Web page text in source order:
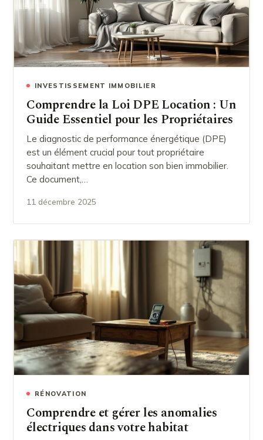
INVESTISSEMENT IMMOBILIER
Comprendre la Loi DPE Location : Un
Guide Essentiel pour les Propriétaires
Le diagnostic de performance énergétique (DPE)
est un élément crucial pour tout propriétaire
souhaitant mettre en location son bien immobilier.
Ce document,…
11 décembre 2025
RÉNOVATION
Comprendre et gérer les anomalies
électriques dans votre habitat